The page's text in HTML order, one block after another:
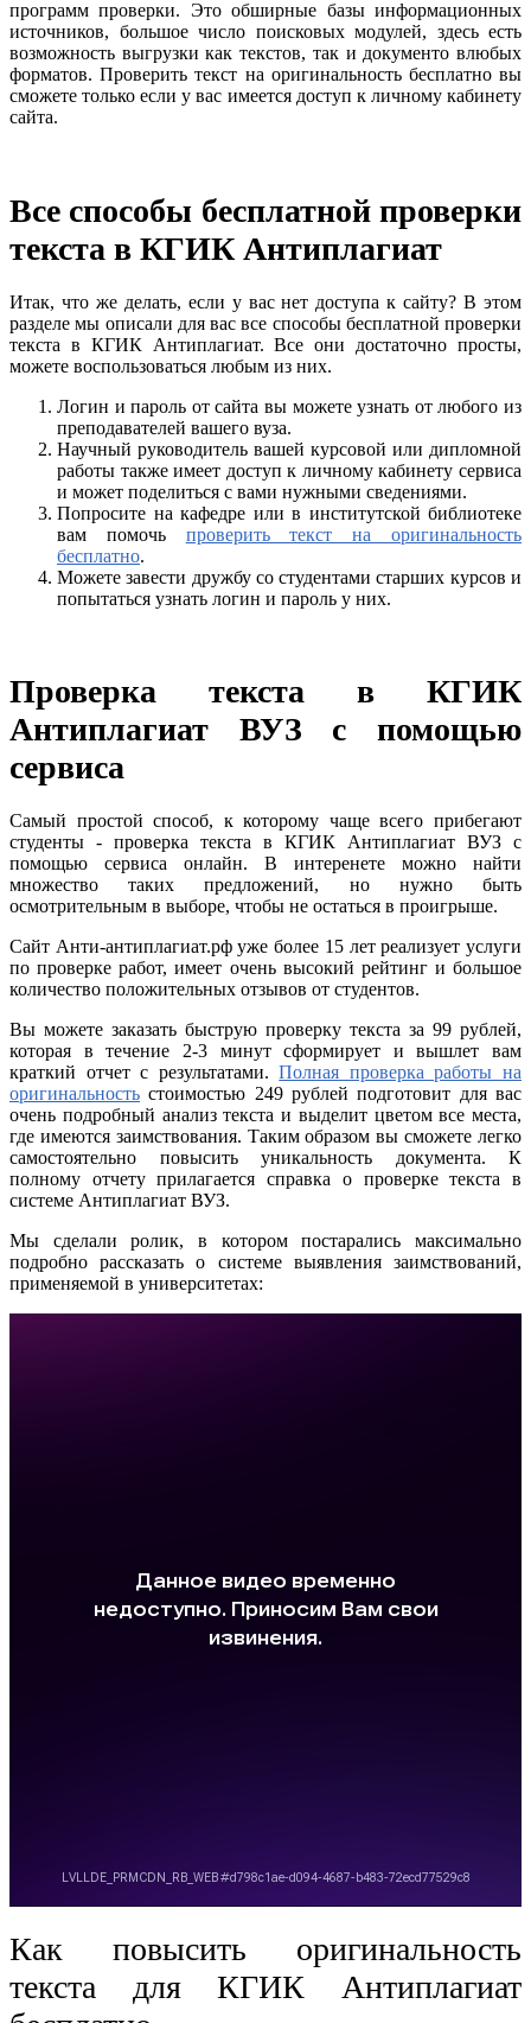
программ проверки. Это обширные базы информационных
источников, большое число поисковых модулей, здесь есть
возможность выгрузки как текстов, так и документо влюбых
форматов. Проверить текст на оригинальность бесплатно вы
сможете только если у вас имеется доступ к личному кабинету
сайта.
Все способы бесплатной проверки
текста в КГИК Антиплагиат
Итак, что же делать, если у вас нет доступа к сайту? В этом
разделе мы описали для вас все способы бесплатной проверки
текста в КГИК Антиплагиат. Все они достаточно просты,
можете воспользоваться любым из них.
Логин и пароль от сайта вы можете узнать от любого из
преподавателей вашего вуза.
Научный руководитель вашей курсовой или дипломной
работы также имеет доступ к личному кабинету сервиса
и может поделиться с вами нужными сведениями.
Попросите на кафедре или в институтской библиотеке
вам помочь проверить текст на оригинальность
бесплатно.
Можете завести дружбу со студентами старших курсов и
попытаться узнать логин и пароль у них.
Проверка текста в КГИК
Антиплагиат ВУЗ с помощью
сервиса
Самый простой способ, к которому чаще всего прибегают
студенты - проверка текста в КГИК Антиплагиат ВУЗ с
помощью сервиса онлайн. В интеренете можно найти
множество таких предложений, но нужно быть
осмотрительным в выборе, чтобы не остаться в проигрыше.
Сайт Анти-антиплагиат.рф уже более 15 лет реализует услуги
по проверке работ, имеет очень высокий рейтинг и большое
количество положительных отзывов от студентов.
Вы можете заказать быструю проверку текста за 99 рублей,
которая в течение 2-3 минут сформирует и вышлет вам
краткий отчет с результатами.Полная проверка работы на
оригинальность стоимостью 249 рублей подготовит для вас
очень подробный анализ текста и выделит цветом все места,
где имеются заимствования. Таким образом вы сможете легко
самостоятельно повысить уникальность документа. К
полному отчету прилагается справка о проверке текста в
системе Антиплагиат ВУЗ.
Мы сделали ролик, в котором постарались максимально
подробно рассказать о системе выявления заимствований,
применяемой в университетах:
Как повысить оригинальность
текста для КГИК Антиплагиат